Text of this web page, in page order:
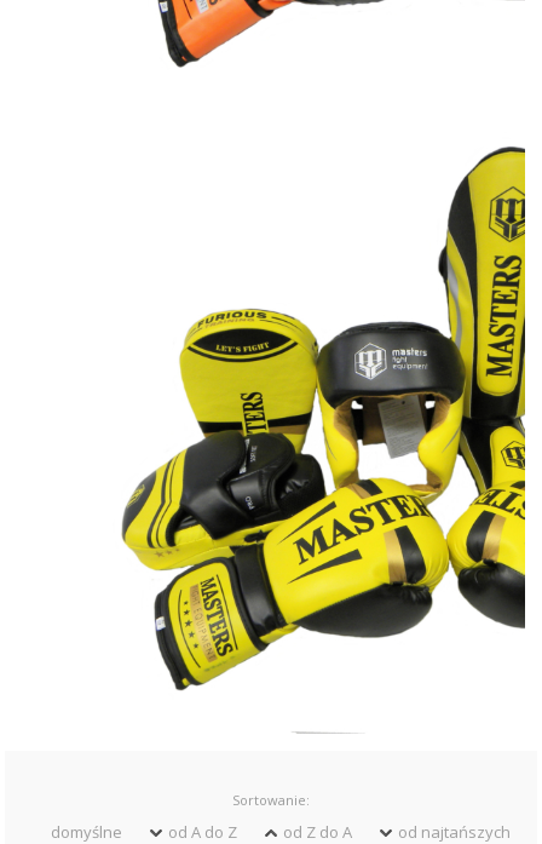
Sortowanie:
domyślne od A do Z od Z do A
od najtańszych